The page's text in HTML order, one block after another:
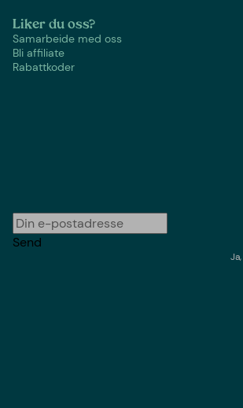
Liker du oss?
Samarbeide med oss
Bli affiliate
Rabattkoder
Send